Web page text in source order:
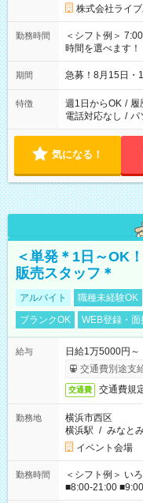
株式会社ライ
勤務時間
＜シフト例＞ 7:00～23:00
時間を選べます
期間 急募！8月15日・
特徴 週1日からOK / 履
電話対応なし / パ
気になる！
＜単発＊1日～OK
販売スタッフ＊
アルバイト 職種未経験OK
ブランクOK
WEB登録・面
給与
日給1万5000円
交通費別途支
交通費 交通費規
勤務地
横浜市西区
横浜駅 / みなと
イベント会場
勤務時間
＜シフト例＞ い
■8:00-21:00